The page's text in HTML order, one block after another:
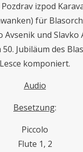
izpod
für
Avsenik und Slavko
Jubiläum des
Lesce komponiert.
Audio
Besetzung:
Piccolo
Flute 1, 2